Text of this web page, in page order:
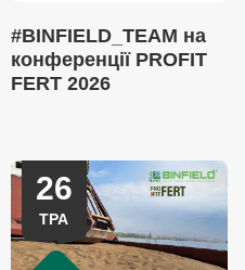
#BINFIELD_TEAM на
конференції PROFIT
FERT 2026
26
ТРА